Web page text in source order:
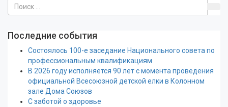
Последние события
Состоялось 100-е заседание Национального совета по
профессиональным квалификациям
В 2026 году исполняется 90 лет с момента проведения
официальной Всесоюзной детской елки в Колонном
зале Дома Союзов
С заботой о здоровье